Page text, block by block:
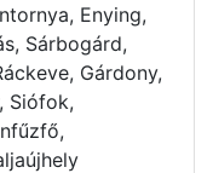
Enying,
Sárbogárd,
Gárdony,
Siófok,